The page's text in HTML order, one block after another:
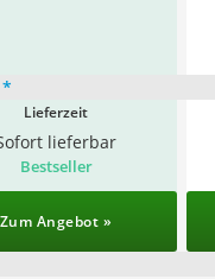
*
Lieferzeit
lieferbar
Bestseller
Zum Angebot »